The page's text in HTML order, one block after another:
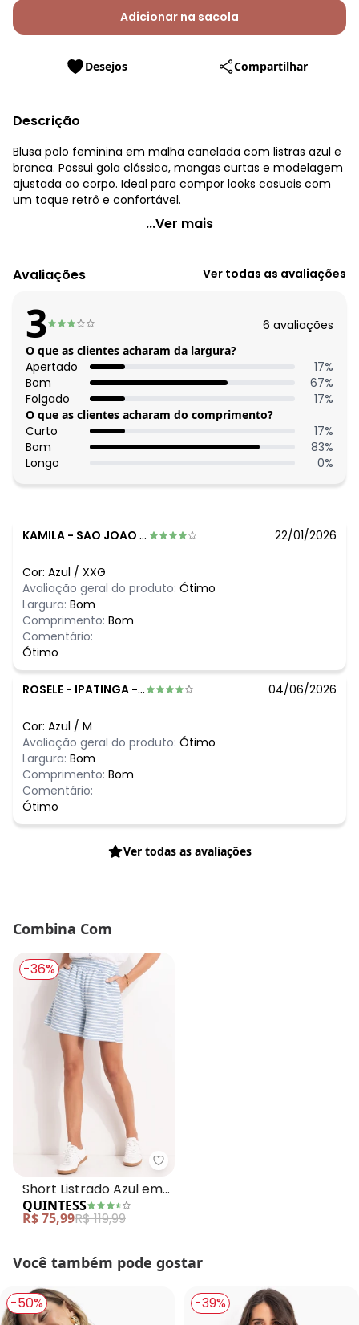
Adicionar na sacola
Desejos Compartilhar
Descrição
Blusa polo feminina em malha canelada com listras azul e
branca. Possui gola clássica, mangas curtas e modelagem
ajustada ao corpo. Ideal para compor looks casuais com
um toque retrô e confortável.
Quintess - Blusa Listrado Azul em Moletinho Eco
Código do produto: 3813247
Modelo: Polo
Tecido: Moletinho eco listrado 250g 100% fibras diversas
meia malha - fio tinto
Histórico de preços
O preço apresentado abaixo é o menor oferecido em
algum dia do mês, para o menor tamanho disponível.
agosto/2026
julho/2026 R$ 60,99
junho/2026 R$ 60,99
maio/2026 R$ 75,99
abril/2026 N/D*
...Ver mais
Avaliações Ver todas as avaliações
3 6 avaliações
O que as clientes acharam da largura?
Apertado 17%
Bom
67%
Folgado
17%
O que as clientes acharam do comprimento?
Curto 17%
Bom
83%
Longo
0%
KAMILA - SAO JOAO BATISTA - SC 22/01/2026
Cor: Azul / XXG
Avaliação geral do produto: Ótimo
Largura: Bom
Comprimento: Bom
Comentário:
Ótimo
ROSELE - IPATINGA - MG 04/06/2026
Cor: Azul / M
Avaliação geral do produto: Ótimo
Largura: Bom
Comprimento: Bom
Comentário:
Ótimo
Ver todas as avaliações
Combina Com
-36%
Quintess - Short Listrado Azul
Short Listrado Azul em
Moletinho Eco Listrado
QUINTESS
R$ 75,99R$ 119,99
Você também pode gostar
-50% -39%